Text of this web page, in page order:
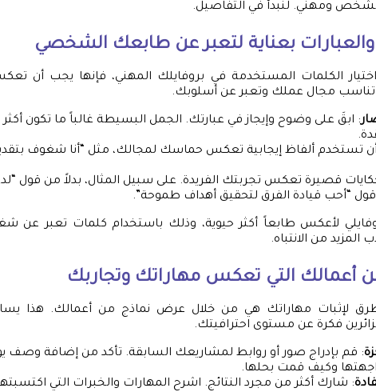
ومهني. لنبدأ في التفاصيل.
والعبارات بعناية لتعبر عن طابعك الشخصي
اختيار الكلمات المستخدمة في بروفايلك المهني، فإنها يجب
تناسب مجال عملك وتعبر عن أسلوبك.
: ابقَ على وضوح وإيجاز في عبارتك. الجمل البسيطة غالباً ما تكون أكثر
تستخدم ألفاظ إيجابية تعكس حماسك لمجالك، مثل “أنا شغوف
قصيرة تعكس تجربتك الفريدة. على سبيل المثال، بدلاً من قول
قول “أحب قيادة الفرق لتحقيق أهداف طموحة”.
لأعكس طابعاً أكثر حيوية، وذلك باستخدام كلمات تعبر عن
من الانتباه.
أعمالك التي تعكس مهاراتك وتجاربك
لإثبات مهاراتك هي من خلال عرض نماذج من أعمالك. هذا
فكرة عن مستوى احترافيتك.
: قم بإدراج صور أو روابط لمشاريعك السابقة. تأكد من إضافة وصف
وكيف قمت بحلها.
: شارك أكثر من مجرد النتائج. اشرح المهارات والخبرات التي